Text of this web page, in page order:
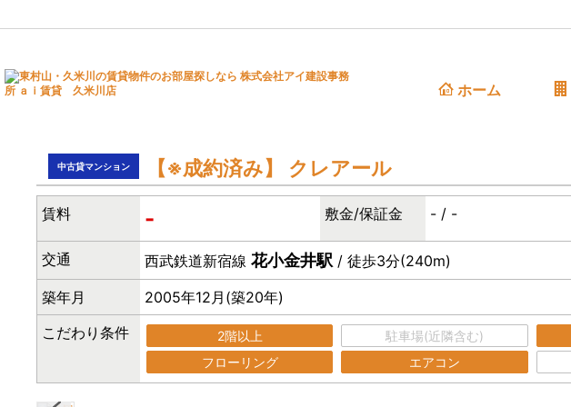
ホーム
中古貸マンション 【※成約済み】 クレアール
賃料 - 敷金/保証金 - / -
交通 西武鉄道新宿線 花小金井駅 / 徒歩3分(240m)
築年月 2005年12月(築20年)
こだわり条件
2階以上 駐車場(近隣含む)
フローリング
エアコン